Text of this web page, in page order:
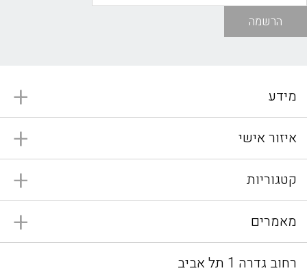
הרשמה
מידע
איזור אישי
קטגוריות
מאמרים
רחוב גדרה 1 תל אביב